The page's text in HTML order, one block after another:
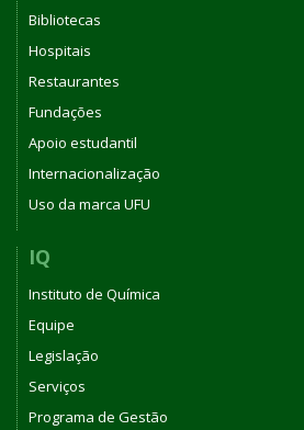
Bibliotecas
Hospitais
Restaurantes
Fundações
Apoio estudantil
Internacionalização
Uso da marca UFU
IQ
Instituto de Química
Equipe
Legislação
Serviços
Programa de Gestão